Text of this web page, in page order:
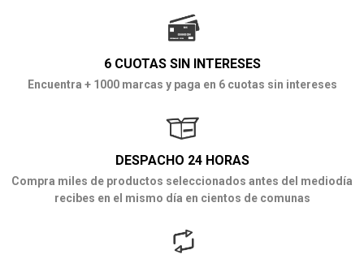
6 CUOTAS SIN INTERESES
Encuentra + 1000 marcas y paga en 6 cuotas sin intereses
DESPACHO 24 HORAS
Compra miles de productos seleccionados antes del mediodía
recibes en el mismo día en cientos de comunas